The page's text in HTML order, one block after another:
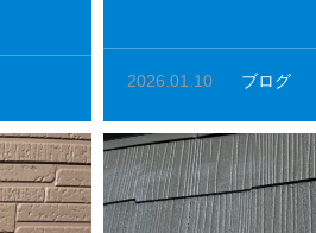
2026.01.10 ブログ